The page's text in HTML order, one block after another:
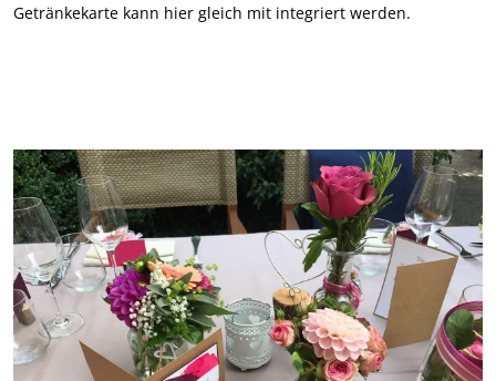
Getränkekarte kann hier gleich mit integriert werden.